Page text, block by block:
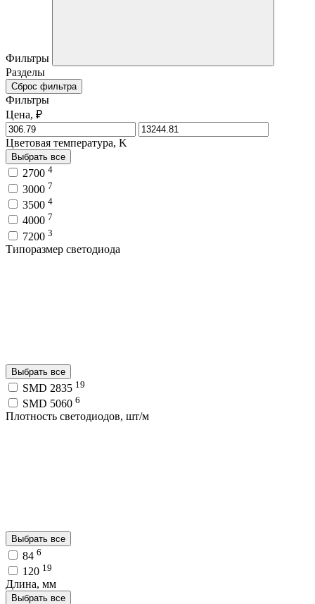
Фильтры
Разделы
Сброс фильтра
Фильтры
Цена, ₽
Цветовая температура, K
Выбрать все
2700 4
3000 7
3500 4
4000 7
7200 3
Типоразмер светодиода
Выбрать все
SMD 2835 19
SMD 5060 6
Плотность светодиодов, шт/м
Выбрать все
84 6
120 19
Длина, мм
Выбрать все